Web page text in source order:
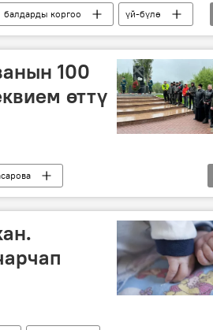
балдарды коргоо
үй-бүлө
100
өттү
бала